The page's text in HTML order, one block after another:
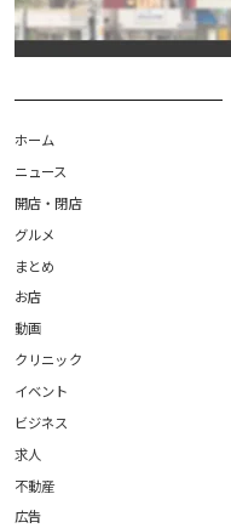
ホーム
ニュース
開店・閉店
グルメ
まとめ
お店
動画
クリニック
イベント
ビジネス
求人
不動産
広告